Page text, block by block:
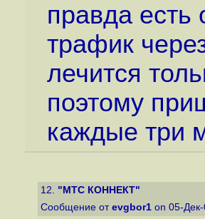
правда есть
трафик
лечится
поэтому
каждые три
12. "МТС КОННЕКТ"
Сообщение от evgbor1 on 05-